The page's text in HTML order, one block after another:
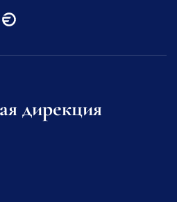
дирекция